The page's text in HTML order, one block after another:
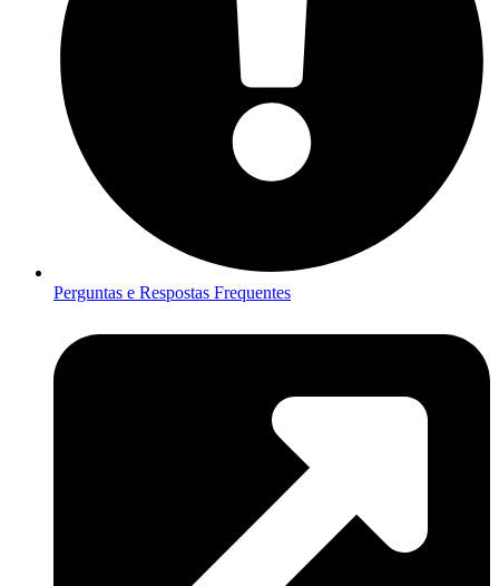
Perguntas e Respostas Frequentes